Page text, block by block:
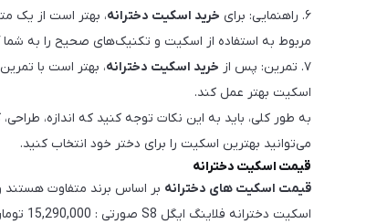
۶. راهنمایی: برای
خرید اسکیت دخترانه، بهتر است از یک
مربوط به استفاده از اسکیت و تکنیک‌های صحیح را به
۷. تمرین: پس از
خرید اسکیت دخترانه، بهتر است با
اسکیت بهتر عمل کند.
به طور کلی، باید به این نکات توجه کنید که اندازه،
می‌توانید بهترین اسکیت را برای دختر خود انتخاب کنید.
قیمت اسکیت دخترانه
قیمت اسکیت های دخترانه بر اساس برند متفاوت هستند و از ۲ میلیون و ۵۰۰ هزار تومن تا ۵ میلیون تومن قیمت های متفاوت دارند. برخی از پر فروش ترین محصولات اسکیت دخترانه به
اسكيت دخترانه فلاينگ ايگل S8 صورتی : 15,290,000 تومان